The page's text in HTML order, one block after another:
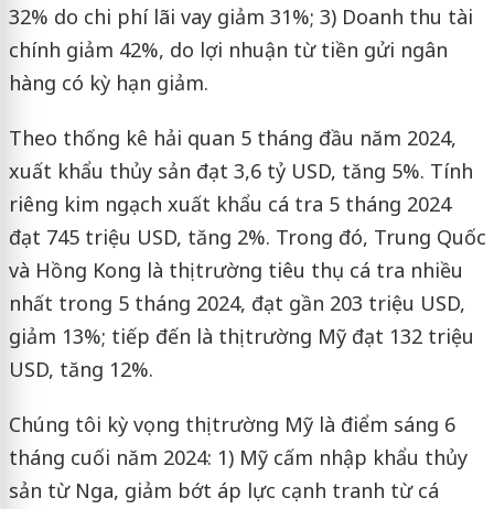
32% do chi phí lãi vay giảm 31%; 3) Doanh thu tài
chính giảm 42%, do lợi nhuận từ tiền gửi ngân
hàng có kỳ hạn giảm.
Theo thống kê hải quan 5 tháng đầu năm 2024,
xuất khẩu thủy sản đạt 3,6 tỷ USD, tăng 5%. Tính
riêng kim ngạch xuất khẩu cá tra 5 tháng 2024
đạt 745 triệu USD, tăng 2%. Trong đó, Trung Quốc
và Hồng Kong là thị trường tiêu thụ cá tra nhiều
nhất trong 5 tháng 2024, đạt gần 203 triệu USD,
giảm 13%; tiếp đến là thị trường Mỹ đạt 132 triệu
USD, tăng 12%.
Chúng tôi kỳ vọng thị trường Mỹ là điểm sáng 6
tháng cuối năm 2024: 1) Mỹ cấm nhập khẩu thủy
sản từ Nga, giảm bớt áp lực cạnh tranh từ cá